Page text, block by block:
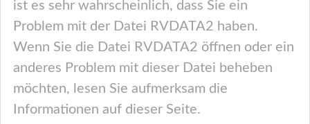
ist es sehr wahrscheinlich, dass Sie ein
Problem mit der Datei RVDATA2 haben.
Wenn Sie die Datei RVDATA2 öffnen oder ein
anderes Problem mit dieser Datei beheben
möchten, lesen Sie aufmerksam die
Informationen auf dieser Seite.